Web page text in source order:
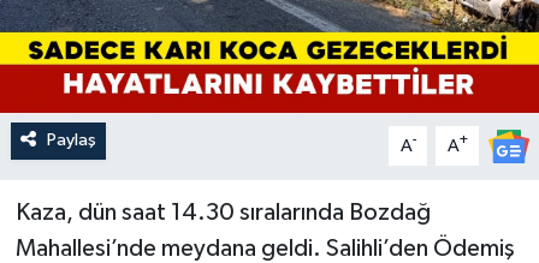
Paylaş A- A+
Kaza, dün saat 14.30 sıralarında Bozdağ
Mahallesi’nde meydana geldi. Salihli’den Ödemiş